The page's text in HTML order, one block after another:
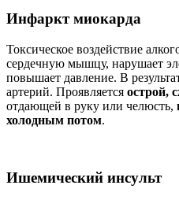
Инфаркт миокарда
Токсическое воздействие
сердечную мышцу, нарушает
повышает давление. В
артерий. Проявляется острой,
отдающей в руку или челюсть,
холодным потом.
Ишемический инсульт